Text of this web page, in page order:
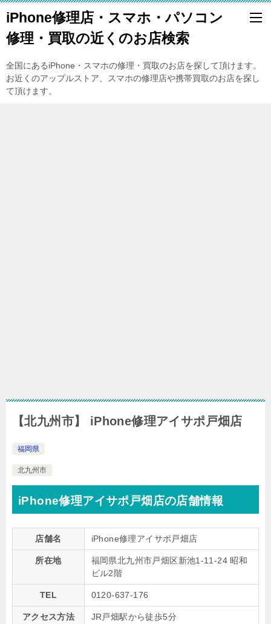
iPhone修理店・スマホ・パソコン
修理・買取の近くのお店検索
全国にあるiPhone・スマホの修理・買取のお店を探して頂けます。
お近くのアップルストア、スマホの修理店や携帯買取のお店を探し
て頂けます。
【北九州市】 iPhone修理アイサポ戸畑店
福岡県
北九州市
iPhone修理アイサポ戸畑店の店舗情報
店舗名 iPhone修理アイサポ戸畑店
所在地
福岡県北九州市戸畑区新池1-11-24 昭和
ビル2階
TEL 0120-637-176
アクセス方法
JR戸畑駅から徒歩5分